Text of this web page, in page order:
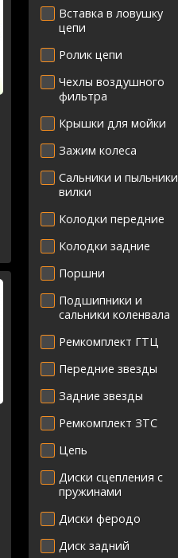
Вставка в ловушку
цепи
Ролик цепи
Чехлы воздушного
фильтра
Крышки для мойки
Зажим колеса
Сальники и пыльники
вилки
Колодки передние
Колодки задние
Поршни
Подшипники и
сальники коленвала
Ремкомплект ГТЦ
Передние звезды
Задние звезды
Ремкомплект ЗТС
Цепь
Диски сцепления с
пружинами
Диски феродо
Диск задний